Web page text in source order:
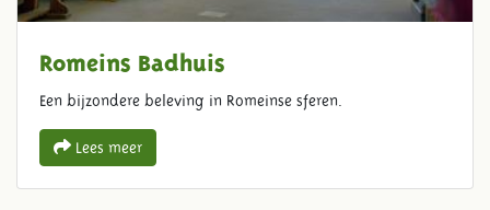
Romeins Badhuis
Een bijzondere beleving in Romeinse sferen.
Lees meer